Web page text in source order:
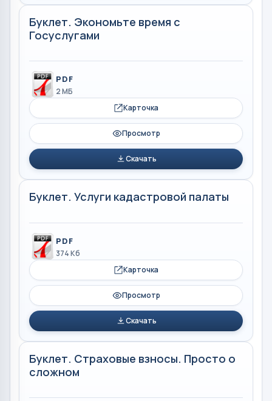
Буклет. Экономьте время с
Госуслугами
PDF
2 МБ
Карточка
Просмотр
Скачать
Буклет. Услуги кадастровой палаты
PDF
374 Кб
Карточка
Просмотр
Скачать
Буклет. Страховые взносы. Просто о
сложном